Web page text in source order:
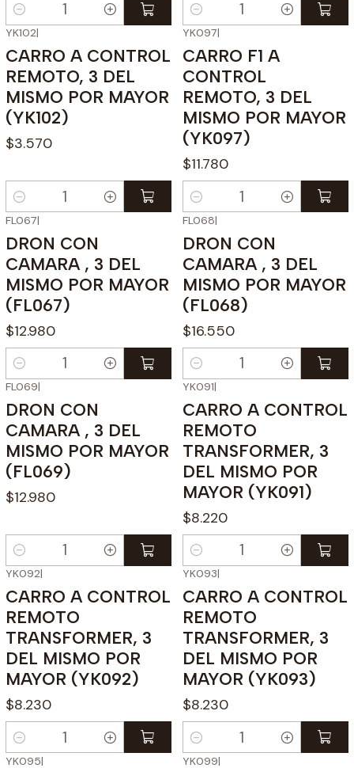
Cantidad Cantidad
YK102|
CARRO A CONTROL
REMOTO, 3 DEL
MISMO POR MAYOR
(YK102)
$3.570
Cantidad
YK097|
CARRO F1 A
CONTROL
REMOTO, 3 DEL
MISMO POR MAYOR
(YK097)
$11.780
Cantidad
FL067|
DRON CON
CAMARA , 3 DEL
MISMO POR MAYOR
(FL067)
$12.980
Cantidad
FL068|
DRON CON
CAMARA , 3 DEL
MISMO POR MAYOR
(FL068)
$16.550
Cantidad
FL069|
DRON CON
CAMARA , 3 DEL
MISMO POR MAYOR
(FL069)
$12.980
Cantidad
YK091|
CARRO A CONTROL
REMOTO
TRANSFORMER, 3
DEL MISMO POR
MAYOR (YK091)
$8.220
Cantidad
YK092|
CARRO A CONTROL
REMOTO
TRANSFORMER, 3
DEL MISMO POR
MAYOR (YK092)
$8.230
Cantidad
YK093|
CARRO A CONTROL
REMOTO
TRANSFORMER, 3
DEL MISMO POR
MAYOR (YK093)
$8.230
Cantidad
YK095| YK099|